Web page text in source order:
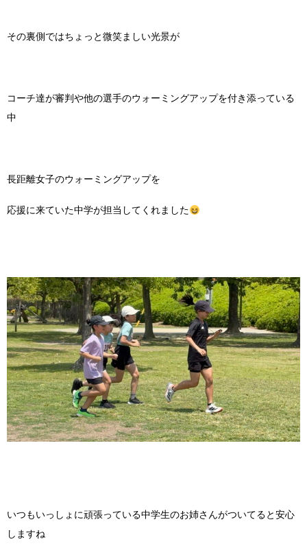
その裏側ではちょっと微笑ましい光景が
コーチ達が審判や他の選手のウォーミングアップを付き添っている
中
長距離女子のウォーミングアップを
応援に来ていた中学が担当してくれました
いつもいっしょに頑張っている中学生のお姉さんがついてると安心
しますね